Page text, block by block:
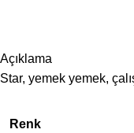
Açıklama
Star, yemek yemek,
Renk